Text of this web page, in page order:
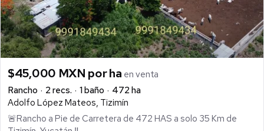
$45,000 MXN por ha en venta
Rancho
2 recs. 1 baño
472 ha
Adolfo López Mateos, Tizimín
🚨Rancho a Pie de Carretera de 472 HAS a solo 35 Km de